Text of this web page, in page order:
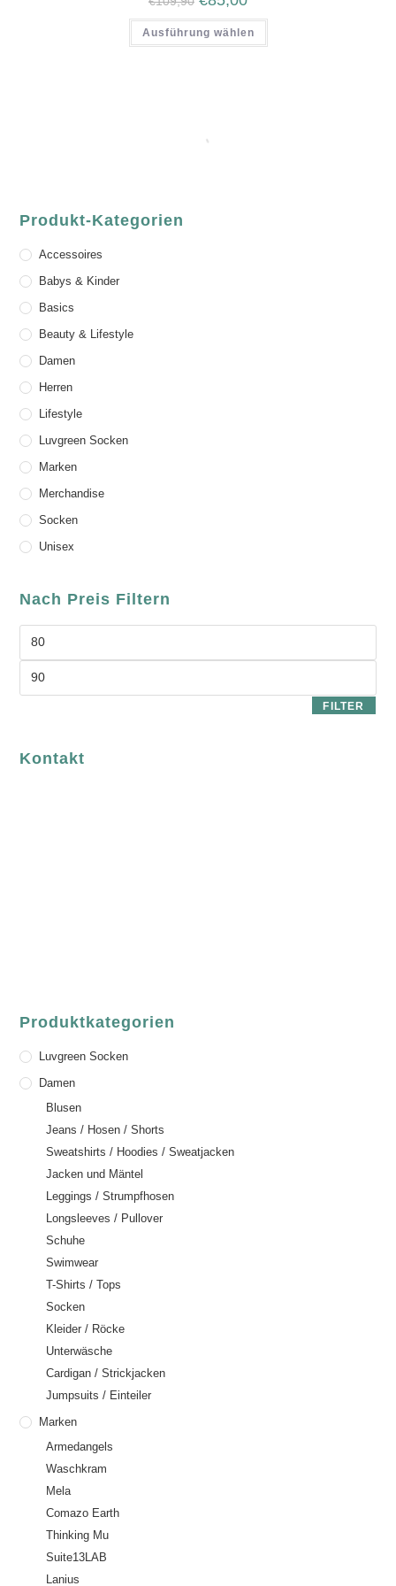
Ausführung wählen
Produkt-Kategorien
Accessoires
Babys & Kinder
Basics
Beauty & Lifestyle
Damen
Herren
Lifestyle
Luvgreen Socken
Marken
Merchandise
Socken
Unisex
Nach Preis Filtern
FILTER
Kontakt
Produktkategorien
Luvgreen Socken
Damen
Blusen
Jeans / Hosen / Shorts
Sweatshirts / Hoodies / Sweatjacken
Jacken und Mäntel
Leggings / Strumpfhosen
Longsleeves / Pullover
Schuhe
Swimwear
T-Shirts / Tops
Socken
Kleider / Röcke
Unterwäsche
Cardigan / Strickjacken
Jumpsuits / Einteiler
Marken
Armedangels
Waschkram
Mela
Comazo Earth
Thinking Mu
Suite13LAB
Lanius